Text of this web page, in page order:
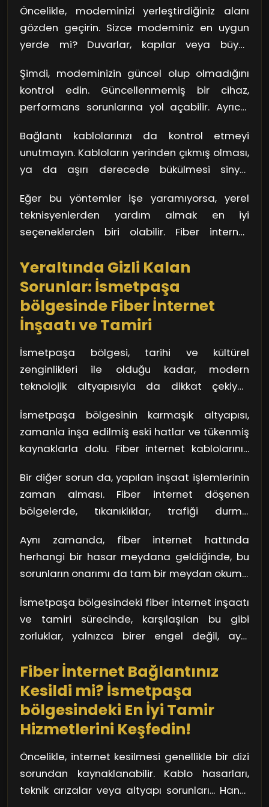
uydu alıcısı aşırı yüklenmiştir!
Öncelikle, modeminizi yerleştirdiğiniz alanı
gözden geçirin. Sizce modeminiz en uygun
yerde mi? Duvarlar, kapılar veya büyük
de modeminizi odanın ortasına yerleştirerek
birkaç adım ileri gidebilirsiniz. Unutmayın,
sinyal, verdiğiniz yönlerle doğru orantılıdır!
Şimdi, modeminizin güncel olup olmadığını
kontrol edin. Güncellenmemiş bir cihaz,
performans sorunlarına yol açabilir. Ayrıca,
tutmak, daha iyi bir performansa ulaşmanızı
sağlayabilir. Eğer hala sorun yaşıyorsanız,
internet servis sağlayıcınızla iletişime
geçmek en mantıklısı. Onların deneyimi,
sorunlarınızı çözmeye yardımcı olabilir.
Bağlantı kablolarınızı da kontrol etmeyi
unutmayın. Kabloların yerinden çıkmış olması,
ya da aşırı derecede bükülmesi sinyal
zaman daha iyi bir performans demektir.
Hatta, komşunuzla birlikte bir çözüm aramak
da düşünebileceğiniz bir seçenek olabilir. Belki
etmek her iki tarafın da faydasına olabilir.
Eğer bu yöntemler işe yaramıyorsa, yerel
teknisyenlerden yardım almak en iyi
seçeneklerden biri olabilir. Fiber internet
sorununuzu daha hızlı çözüme kavuşturabilir.
Unutmayın, İsmetpaşa bölgesi gibi büyük bir
şehirde, bazı durumlar teknik bilgi
gerektirebilir ve profesyonel yardım almak
akıllıca bir adım olacaktır.
Yeraltında Gizli Kalan
Sorunlar: İsmetpaşa
bölgesinde Fiber İnternet
İnşaatı ve Tamiri
İsmetpaşa bölgesi, tarihi ve kültürel
zenginlikleri ile olduğu kadar, modern
teknolojik altyapısıyla da dikkat çekiyor.
sorunu da beraberinde getiriyor. Fiber
internet inşaatı ve tamiri sırasında ortaya
çıkan bu sorunlar, çoğu birey için gözle
görünmez; fakat etkileri son derece belirgin.
Şimdi, bu görünmez engellerin ne kadar
yaygın olduğunu hiç düşündünüz mü?
İsmetpaşa bölgesinin karmaşık altyapısı,
zamanla inşa edilmiş eski hatlar ve tükenmiş
kaynaklarla dolu. Fiber internet kablolarının
boruları veya elektrik hatlarıyla
karşılaşabiliyor. Bunu, bir bulmacayı çözmeye
çalışmaya benzetebiliriz; doğru parçaları
yerleştirmek için büyük bir dikkat ve mesai
gerekiyor. Eğer kablolar bu borulara temas
ederse, hem fiber internet hizmeti kesilir hem
de mevcut altyapıda ciddi hasar meydana
gelir.
Bir diğer sorun da, yapılan inşaat işlemlerinin
zaman alması. Fiber internet döşenen
bölgelerde, tıkanıklıklar, trafiği durma
yoğun kış koşullarında işler daha da
zorlaşabiliyor. Ama bu durum, sadece
inşaatçıları değil, aynı zamanda o bölgedeki
yaşayan insanları da etkiliyor. Peki, bu
sorunların çözülmesi için atılması gereken
adımlar neler?
Aynı zamanda, fiber internet hattında
herhangi bir hasar meydana geldiğinde, bu
sorunların onarımı da tam bir meydan okuma
kalan bu problemler çoğu zaman anında
görünmez hale geliyor. hem inşaat sırasında
hem de tamir sırasında iş gücü ve zaman
İsmetpaşa bölgesindeki fiber internet inşaatı
ve tamiri sürecinde, karşılaşılan bu gibi
zorluklar, yalnızca birer engel değil, aynı
dikkate alınması gereken detaylar. Her
adımda bu sorunlar göz önünde
bulundurulmalı, gereken çözümler hızlı ve etkili
bir şekilde oluşturulmalıdır.
Fiber İnternet Bağlantınız
Kesildi mi? İsmetpaşa
bölgesindeki En İyi Tamir
Hizmetlerini Keşfedin!
Öncelikle, internet kesilmesi genellikle bir dizi
sorundan kaynaklanabilir. Kablo hasarları,
teknik arızalar veya altyapı sorunları... Hangi